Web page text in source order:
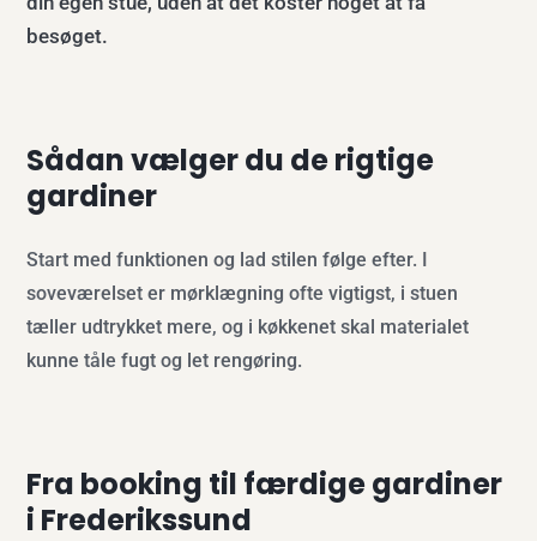
besøget.
Sådan vælger du de rigtige
gardiner
Start med funktionen og lad stilen følge efter. I
soveværelset er mørklægning ofte vigtigst, i stuen
tæller udtrykket mere, og i køkkenet skal materialet
kunne tåle fugt og let rengøring.
Fra booking til færdige gardiner
i Frederikssund